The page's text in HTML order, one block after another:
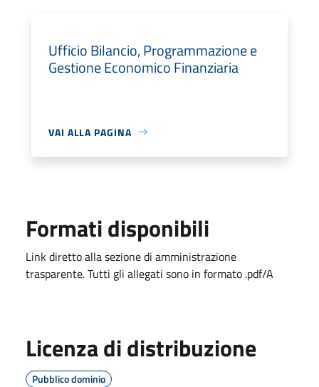
Ufficio Bilancio, Programmazione e
Gestione Economico Finanziaria
VAI ALLA PAGINA
Formati disponibili
Link diretto alla sezione di amministrazione
trasparente. Tutti gli allegati sono in formato .pdf/A
Licenza di distribuzione
Pubblico dominio